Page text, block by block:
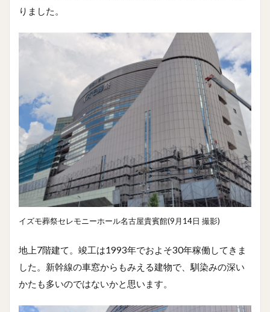
りました。
イズモ葬祭セレモニーホール名古屋貴賓館(9月14日 撮影)
地上7階建て。竣工は1993年でおよそ30年稼働してきま
した。新幹線の車窓からもみえる建物で、馴染みの深い
かたも多いのではないかと思います。